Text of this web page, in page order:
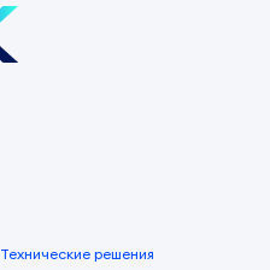
Технические решения